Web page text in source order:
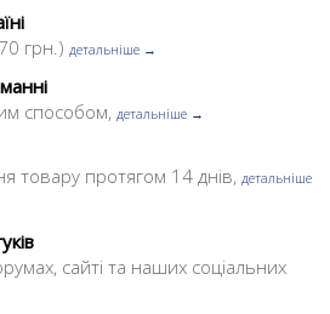
грн.) детальніше →
способом, детальніше →
товару протягом 14 днів, детальніше
сайті та наших соціальних